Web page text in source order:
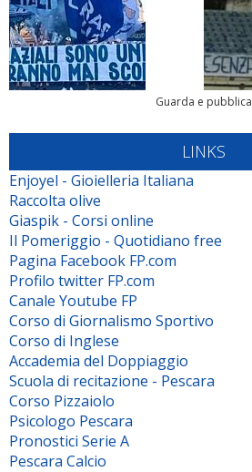
Guarda e pubblica
LINKS
Enjoyel - Gioielleria Italiana
Raccolta olive
Giaspik - Corsi online
Il Pomeriggio - Quotidiano free
Pagina Facebook FP.com
Profilo twitter FP.com
Canale Youtube FP
Corso di Giornalismo Sportivo
Corso di Inglese
Accademia del Doppiaggio
Scuola di recitazione - Pescara
Corso Pizzaiolo
Psicologo Pescara
Pronostici Serie A
Pescara Calcio